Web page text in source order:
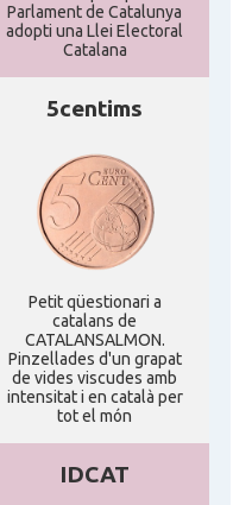
Parlament de Catalunya
adopti una Llei Electoral
Catalana
5centims
Petit qüestionari a
catalans de
CATALANSALMON.
Pinzellades d'un grapat
de vides viscudes amb
intensitat i en català per
tot el món
IDCAT